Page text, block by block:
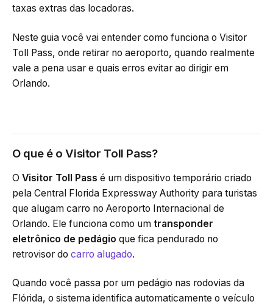
taxas extras das locadoras.
Neste guia você vai entender como funciona o Visitor
Toll Pass, onde retirar no aeroporto, quando realmente
vale a pena usar e quais erros evitar ao dirigir em
Orlando.
O que é o Visitor Toll Pass?
O Visitor Toll Pass é um dispositivo temporário criado
pela Central Florida Expressway Authority para turistas
que alugam carro no Aeroporto Internacional de
Orlando. Ele funciona como um transponder
eletrônico de pedágio que fica pendurado no
retrovisor do carro alugado.
Quando você passa por um pedágio nas rodovias da
Flórida, o sistema identifica automaticamente o veículo